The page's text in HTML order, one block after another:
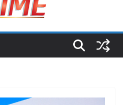
ามคิดเห็นประชาชน ครั้งที่ 2
สีแดงเข้ม “วงเวียนใหญ่–มหาชัย”
รบนพื้นฐานข้อเท็จจริงและการมี
ปุ่น พร้อมสนับสนุนนักมวยชาวไทย
แฟ็กซ์ เว็บรับรองสถิติมวย หลัง
ยปลายทางคุณภาพ